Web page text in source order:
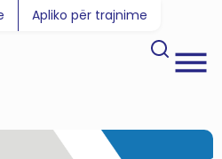
Apliko për trajnime